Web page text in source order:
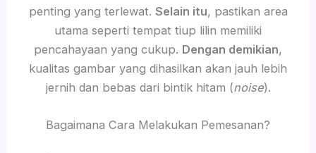
penting yang terlewat. Selain itu, pastikan area
utama seperti tempat tiup lilin memiliki
pencahayaan yang cukup. Dengan demikian,
kualitas gambar yang dihasilkan akan jauh lebih
jernih dan bebas dari bintik hitam (noise).
Bagaimana Cara Melakukan Pemesanan?